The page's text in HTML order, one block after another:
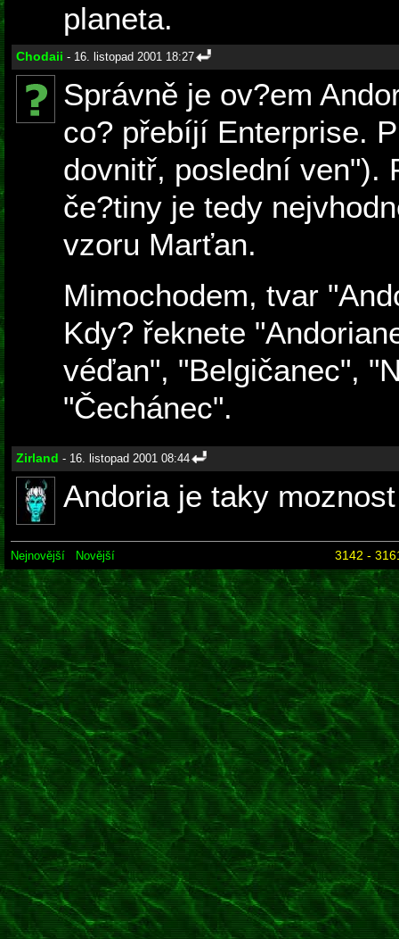
planeta.
Chodaii - 16. listopad 2001 18:27
Správně je ov?em
co? přebíjí Enterprise.
dovnitř, poslední ven").
če?tiny je tedy
vzoru Marťan.
Mimochodem, tvar
Kdy? řeknete
véďan", "Belgičanec",
"Čechánec".
Zirland - 16. listopad 2001 08:44
Andoria je taky moznost
Nejnovější Novější 3142 -